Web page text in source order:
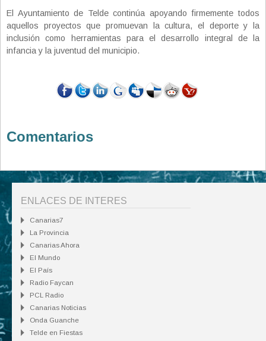
El Ayuntamiento de Telde continúa apoyando firmemente todos
aquellos proyectos que promuevan la cultura, el deporte y la
inclusión como herramientas para el desarrollo integral de la
infancia y la juventud del municipio.
Comentarios
ENLACES DE INTERES
Canarias7
La Provincia
Canarias Ahora
El Mundo
El País
Radio Faycan
PCL Radio
Canarias Noticias
Onda Guanche
Telde en Fiestas